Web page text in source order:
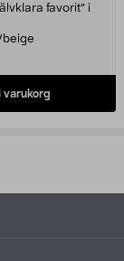
favorit” i
varukorg